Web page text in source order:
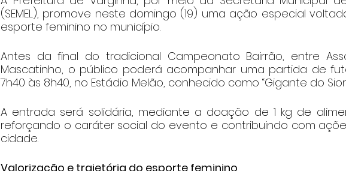
(SEMEL), promove neste domingo (19) uma ação especial
esporte feminino no município.
Antes da final do tradicional Campeonato Bairrão, entre
Mascatinho, o público poderá acompanhar uma partida de
7h40 às 8h40, no Estádio Melão, conhecido como “Gigante do
A entrada será solidária, mediante a doação de 1 kg de
reforçando o caráter social do evento e contribuindo com
cidade.
Valorização e trajetória do esporte feminino